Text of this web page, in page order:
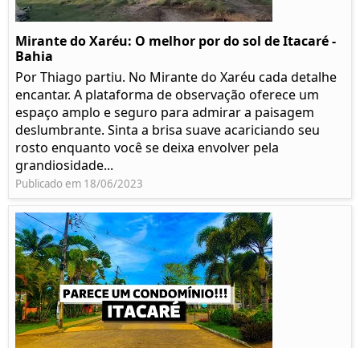
Mirante do Xaréu: O melhor por do sol de Itacaré -
Bahia
Por Thiago partiu. No Mirante do Xaréu cada detalhe
encantar. A plataforma de observação oferece um
espaço amplo e seguro para admirar a paisagem
deslumbrante. Sinta a brisa suave acariciando seu
rosto enquanto você se deixa envolver pela
grandiosidade...
Publicado em 18/06/2023